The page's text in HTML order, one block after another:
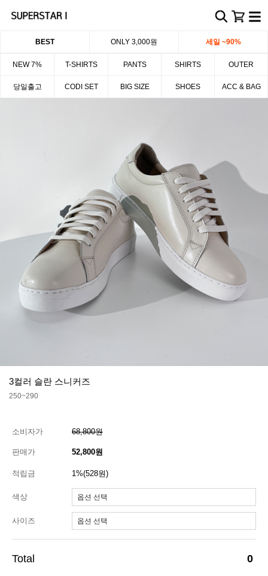
BEST ONLY 3,000원 세일 ~90%
NEW 7% T-SHIRTS PANTS SHIRTS OUTER
당일출고 CODI SET BIG SIZE SHOES ACC & BAG
3컬러 슬란 스니커즈
250~290
소비자가 68,800원
판매가 52,800원
적립금 1%(528원)
색상
사이즈
0